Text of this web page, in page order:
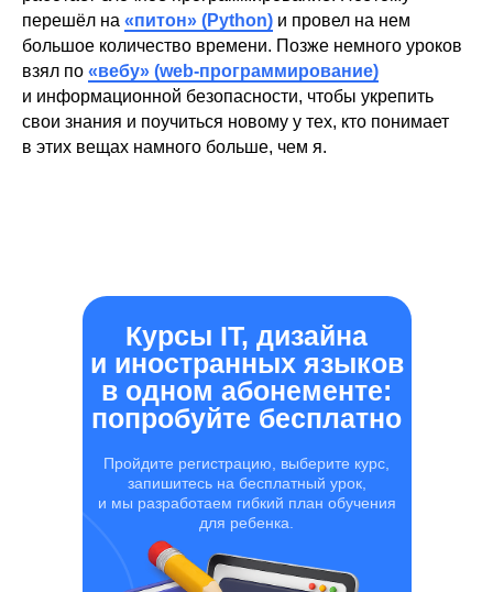
перешёл на «питон» (Python) и провел на нем
большое количество времени. Позже немного уроков
взял по «вебу» (web-программирование)
и информационной безопасности, чтобы укрепить
свои знания и поучиться новому у тех, кто понимает
в этих вещах намного больше, чем я.
Пройдите регистрацию, выберите курс,
запишитесь на бесплатный урок,
и мы разработаем гибкий план обучения
для ребенка.
Курсы IT, дизайна
и иностранных языков
в одном абонементе:
попробуйте бесплатно